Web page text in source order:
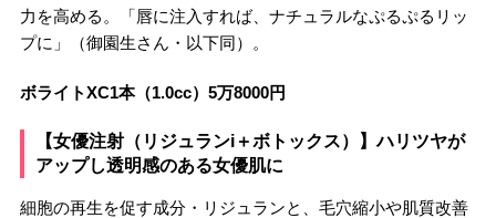
力を高める。「唇に注入すれば、ナチュラルなぷるぷるリッ
プに」（御園生さん・以下同）。
ボライトXC1本（1.0cc）5万8000円
【女優注射（リジュランi＋ボトックス）】ハリツヤが
アップし透明感のある女優肌に
細胞の再生を促す成分・リジュランと、毛穴縮小や肌質改善